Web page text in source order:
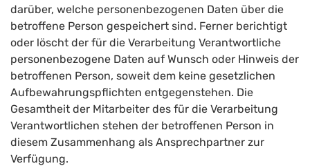
darüber, welche personenbezogenen Daten über die
betroffene Person gespeichert sind. Ferner berichtigt
oder löscht der für die Verarbeitung Verantwortliche
personenbezogene Daten auf Wunsch oder Hinweis der
betroffenen Person, soweit dem keine gesetzlichen
Aufbewahrungspflichten entgegenstehen. Die
Gesamtheit der Mitarbeiter des für die Verarbeitung
Verantwortlichen stehen der betroffenen Person in
diesem Zusammenhang als Ansprechpartner zur
Verfügung.